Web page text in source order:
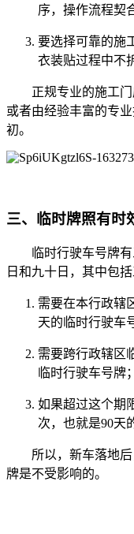
序，操作流程契
要选择可靠的施
衣装贴过程中不
正规专业的施工
或者由经验丰富的专
初。
三、临时牌照有时
临时行驶车号牌
日和九十日，其中包
需要在本行政辖
天的临时行驶车
需要跨行政辖区
临时行驶车号牌；
如果超过这个期
次，也就是90天
所以，新车落地
牌是不受影响的。